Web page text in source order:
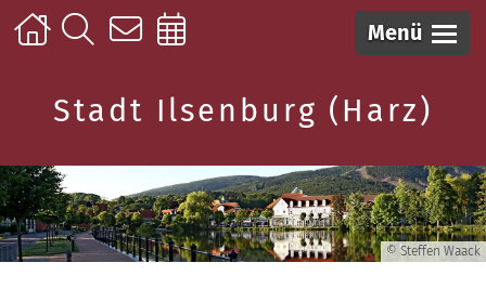
Menü
Stadt Ilsenburg (Harz)
© Steffen Waack